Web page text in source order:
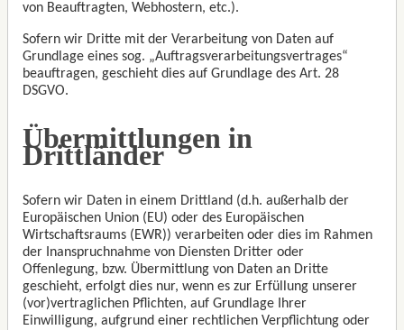
von Beauftragten, Webhostern, etc.).
Sofern wir Dritte mit der Verarbeitung von Daten auf
Grundlage eines sog. „Auftragsverarbeitungsvertrages“
beauftragen, geschieht dies auf Grundlage des Art. 28
DSGVO.
Übermittlungen in
Drittländer
Sofern wir Daten in einem Drittland (d.h. außerhalb der
Europäischen Union (EU) oder des Europäischen
Wirtschaftsraums (EWR)) verarbeiten oder dies im Rahmen
der Inanspruchnahme von Diensten Dritter oder
Offenlegung, bzw. Übermittlung von Daten an Dritte
geschieht, erfolgt dies nur, wenn es zur Erfüllung unserer
(vor)vertraglichen Pflichten, auf Grundlage Ihrer
Einwilligung, aufgrund einer rechtlichen Verpflichtung oder